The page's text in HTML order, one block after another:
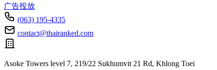
广告投放
(063) 195-4335
contact@thairanked.com
Asoke Towers level 7, 219/22 Sukhumvit 21 Rd, Khlong Toei